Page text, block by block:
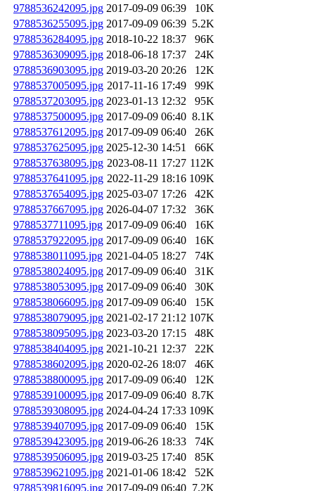
9788536242095.jpg 2017-09-09 06:39
10K
9788536255095.jpg 2017-09-09 06:39 5.2K
9788536284095.jpg 2018-10-22 18:37
96K
9788536309095.jpg 2018-06-18 17:37
24K
9788536903095.jpg 2019-03-20 20:26
12K
9788537005095.jpg 2017-11-16 17:49
99K
9788537203095.jpg 2023-01-13 12:32
95K
9788537500095.jpg 2017-09-09 06:40 8.1K
9788537612095.jpg 2017-09-09 06:40
26K
9788537625095.jpg 2025-12-30 14:51
66K
9788537638095.jpg 2023-08-11 17:27 112K
9788537641095.jpg 2022-11-29 18:16 109K
9788537654095.jpg 2025-03-07 17:26
42K
9788537667095.jpg 2026-04-07 17:32
36K
9788537711095.jpg 2017-09-09 06:40
16K
9788537922095.jpg 2017-09-09 06:40
16K
9788538011095.jpg 2021-04-05 18:27
74K
9788538024095.jpg 2017-09-09 06:40
31K
9788538053095.jpg 2017-09-09 06:40
30K
9788538066095.jpg 2017-09-09 06:40
15K
9788538079095.jpg 2021-02-17 21:12 107K
9788538095095.jpg 2023-03-20 17:15
48K
9788538404095.jpg 2021-10-21 12:37
22K
9788538602095.jpg 2020-02-26 18:07
46K
9788538800095.jpg 2017-09-09 06:40
12K
9788539100095.jpg 2017-09-09 06:40 8.7K
9788539308095.jpg 2024-04-24 17:33 109K
9788539407095.jpg 2017-09-09 06:40
15K
9788539423095.jpg 2019-06-26 18:33
74K
9788539506095.jpg 2019-03-25 17:40
85K
9788539621095.jpg 2021-01-06 18:42
52K
9788539816095.jpg 2017-09-09 06:40 7.2K